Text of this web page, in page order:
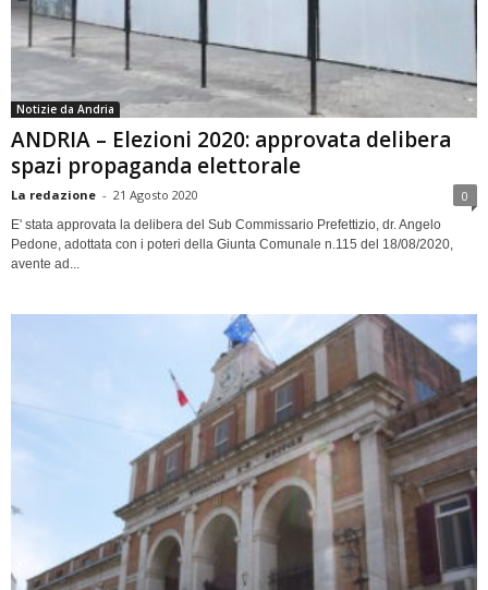
Notizie da Andria
ANDRIA – Elezioni 2020: approvata delibera
spazi propaganda elettorale
La redazione - 21 Agosto 2020 0
E' stata approvata la delibera del Sub Commissario Prefettizio, dr. Angelo
Pedone, adottata con i poteri della Giunta Comunale n.115 del 18/08/2020,
avente ad...